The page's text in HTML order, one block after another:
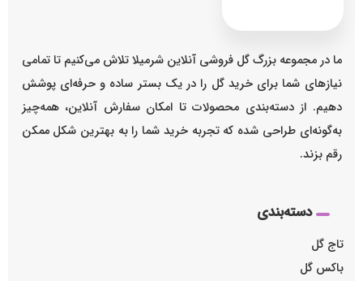
ما در مجموعه بزرگ گل فروشی آنلاین شرمیلا تلاش می‌کنیم تا تمامی
نیازهای شما برای خرید گل را در یک بستر ساده و حرفه‌ای پوشش
دهیم. از دسته‌بندی محصولات تا امکان سفارش آنلاین، همه‌چیز
به‌گونه‌ای طراحی شده که تجربه خرید شما را به بهترین شکل ممکن
رقم بزند.
دسته‌بندی
تاج گل
باکس گل